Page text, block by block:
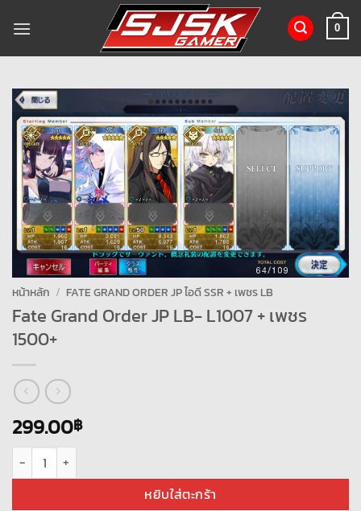
0
หน้าหลัก / FATE GRAND ORDER JP ไอดี SSR + เพชร LB
Fate Grand Order JP LB- L1007 + เพชร
1500+
299.00฿
จำนวน Fate Grand Order JP LB- L1007 + เพชร 1500+ ชิ้น
หยิบใส่ตะกร้า